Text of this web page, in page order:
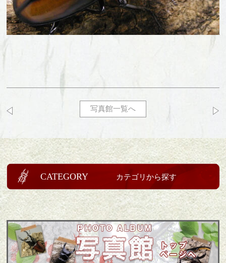
写真館一覧へ
CATEGORY カテゴリから探す